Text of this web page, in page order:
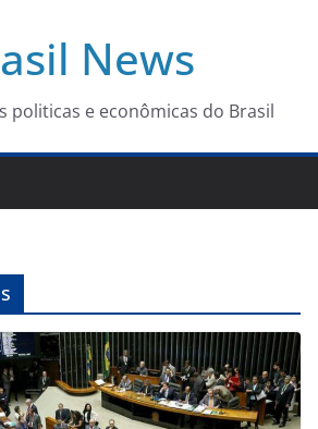
News
politicas e econômicas do Brasil